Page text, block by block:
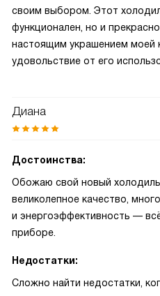
своим выбором. Этот
функционален, но и
настоящим украшением моей
удовольствие от его
Диана
Достоинства:
Обожаю свой новый
великолепное качество,
и энергоэффективность —
приборе.
Недостатки:
Сложно найти недостатки,